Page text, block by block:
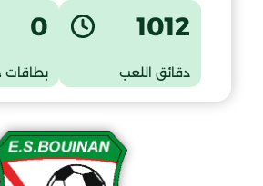
1012
دقائق اللعب
0
بطاقات